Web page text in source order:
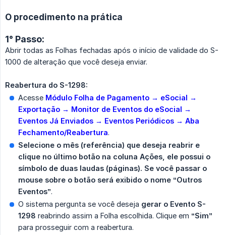
O procedimento na prática
1° Passo:
Abrir todas as Folhas fechadas após o início de validade do S-
1000 de alteração que você deseja enviar.
Reabertura do S-1298:
Acesse Módulo Folha de Pagamento → eSocial →
Exportação → Monitor de Eventos do eSocial →
Eventos Já Enviados → Eventos Periódicos → Aba
Fechamento/Reabertura.
Selecione o mês (referência) que deseja reabrir e
clique no último botão na coluna Ações, ele possui o
símbolo de duas laudas (páginas). Se você passar o
mouse sobre o botão será exibido o nome “Outros
Eventos”.
O sistema pergunta se você deseja gerar o Evento S-
1298 reabrindo assim a Folha escolhida. Clique em “Sim”
para prosseguir com a reabertura.